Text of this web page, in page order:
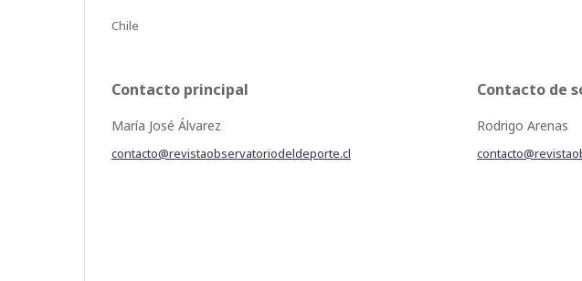
Chile
Contacto principal
María José Álvarez
contacto@revistaobservatoriodeldeporte.cl
Contacto de
Rodrigo Arenas